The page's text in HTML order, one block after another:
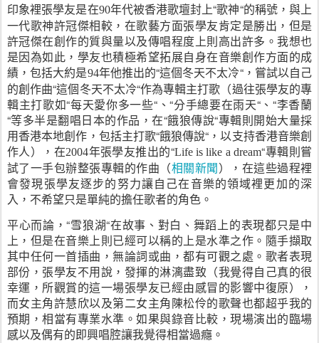
印象裡張學友是在90年代被香港歌壇封上“歌神“的稱號，與上
一代歌神許冠傑相較，在歌藝方面張學友肯定是勝出，但是
許冠傑在創作的質與量以及傳唱程度上則高出許多。我想也
是因為如此，學友也積極希望拓展自身在音樂創作方面的成
績，包括大約是94年他推出的“這個冬天不太冷“，嘗試以自己
的創作曲“這個冬天不太冷“作為專輯主打歌（過往張學友的專
輯主打歌如“每天愛你多一些“、“分手總要在雨天“、“李香蘭
“等多半是翻唱日本的作品，在“餓狼傳說“專輯則開始大量採
用香港本地創作，包括主打歌“餓狼傳說“，以支持香港音樂創
作人），在2004年張學友推出的“Life is like a dream“專輯則嘗
試了一手包辦整張專輯的作曲（相關新聞），在這些過程裡
會發現張學友逐步的努力讓自己在音樂的領域裡更加的深
入，不希望只是單純的擔任歌者的角色。
平心而論，“雪狼湖“在故事、對白、舞蹈上的表現都只是中
上，但是在音樂上則已經可以稱的上是水準之作。隨手擷取
其中任何一首插曲，無論詞或曲，都有可觀之處。歌者表現
部份，張學友不用說，發揮的淋漓盡致（我覺得自己真的很
幸運，所觀賞的這一場張學友已經由感冒的影響中復原），
而女主角許慧欣以及第二女主角陳松伶的歌聲也都超乎我的
預期，相當有專業水準。如果與錄音比較，現場演出的臨場
感以及偶有的即興唱腔讓我覺得相當過癮。